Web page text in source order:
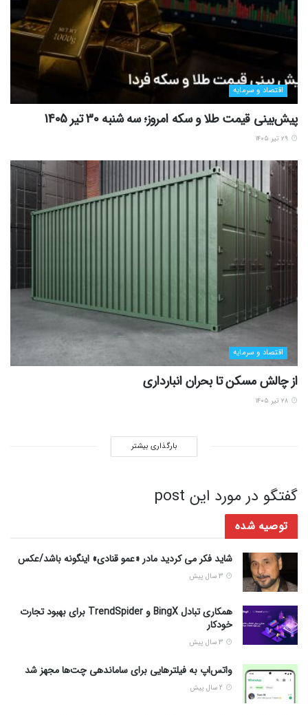
اقتصاد و سرمایه
پیش‌بینی قیمت طلا و سکه امروز؛ سه شنبه 30 تیر 1405
اقتصاد و سرمایه
از چالش مسکن تا بحران انبارداری
بارگذاری بیشتر
گفتگو در مورد این post
توصیه شده
شاید فکر می کردید مادر «عمو قنادی» اینگونه باشد/عکس
همکاری تبادل BingX و TrendSpider برای بهبود تجارت
خودکار
واتس‌اپ به فیلترهایی برای ساماندهی چت‌ها مجهز شد